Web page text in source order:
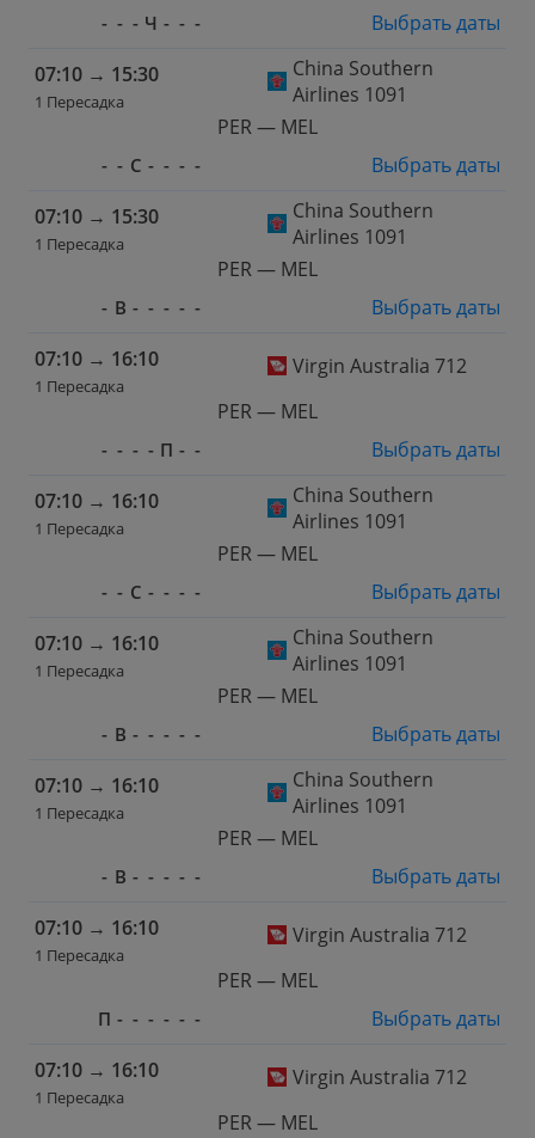
- - - Ч - - -
Выбрать даты
07:10 → 15:30
1 Пересадка
China Southern
Airlines 1091
PER — MEL
- - С - - - -
Выбрать даты
07:10 → 15:30
1 Пересадка
China Southern
Airlines 1091
PER — MEL
- В - - - - -
Выбрать даты
07:10 → 16:10
1 Пересадка
Virgin Australia 712
PER — MEL
- - - - П - -
Выбрать даты
07:10 → 16:10
1 Пересадка
China Southern
Airlines 1091
PER — MEL
- - С - - - -
Выбрать даты
07:10 → 16:10
1 Пересадка
China Southern
Airlines 1091
PER — MEL
- В - - - - -
Выбрать даты
07:10 → 16:10
1 Пересадка
China Southern
Airlines 1091
PER — MEL
- В - - - - -
Выбрать даты
07:10 → 16:10
1 Пересадка
Virgin Australia 712
PER — MEL
П - - - - - -
Выбрать даты
07:10 → 16:10
1 Пересадка
Virgin Australia 712
PER — MEL